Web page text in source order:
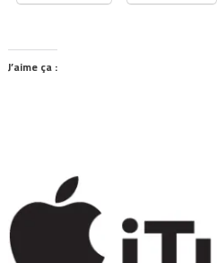
J’aime ça :